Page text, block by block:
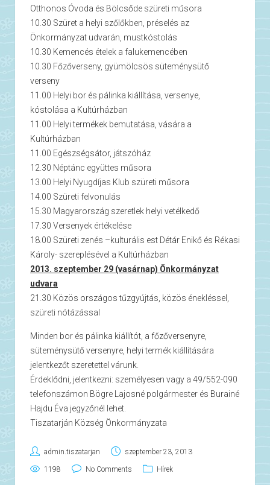
Otthonos Óvoda és Bölcsőde szüreti műsora
10.30 Szüret a helyi szőlőkben, préselés az
Önkormányzat udvarán, mustkóstolás
10.30 Kemencés ételek a falukemencében
10.30 Főzőverseny, gyümölcsös süteménysütő
verseny
11.00 Helyi bor és pálinka kiállítása, versenye,
kóstolása a Kultúrházban
11.00 Helyi termékek bemutatása, vására a
Kultúrházban
11.00 Egészségsátor, játszóház
12.30 Néptánc együttes műsora
13.00 Helyi Nyugdíjas Klub szüreti műsora
14.00 Szüreti felvonulás
15.30 Magyarország szeretlek helyi vetélkedő
17.30 Versenyek értékelése
18.00 Szüreti zenés –kulturális est Détár Enikő és Rékasi
Károly- szereplésével a Kultúrházban
2013. szeptember 29 (vasárnap) Önkormányzat
udvara
21.30 Közös országos tűzgyújtás, közös énekléssel,
szüreti nótázással
Minden bor és pálinka kiállítót, a főzőversenyre,
süteménysütő versenyre, helyi termék kiállítására
jelentkezőt szeretettel várunk.
Érdeklődni, jelentkezni: személyesen vagy a 49/552-090
telefonszámon Bögre Lajosné polgármester és Burainé
Hajdu Éva jegyzőnél lehet.
Tiszatarján Község Önkormányzata
admin.tiszatarjan szeptember 23, 2013
1198 No Comments Hírek